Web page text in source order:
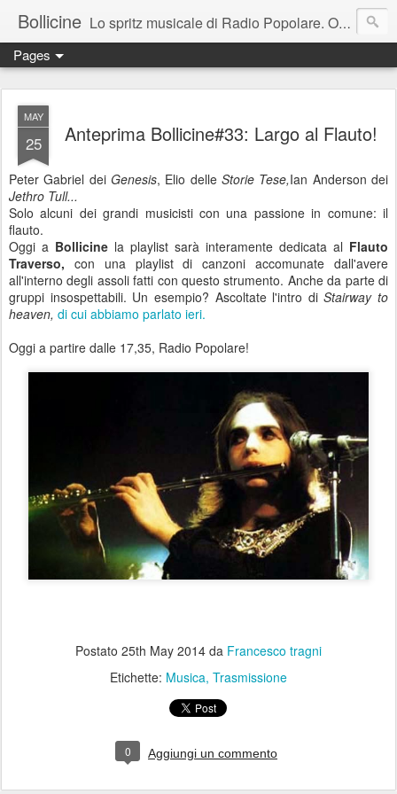
Bollicine Lo spritz musicale di Radio Popolare. Ogni domenica dalle 16.30 alle 17.30
Pages
MAY
25 Anteprima Bollicine#33: Largo al Flauto!
Peter Gabriel dei Genesis, Elio delle Storie Tese,Ian Anderson dei
Jethro Tull...
Solo alcuni dei grandi musicisti con una passione in comune: il
flauto.
Oggi a Bollicine la playlist sarà interamente dedicata al Flauto
Traverso, con una playlist di canzoni accomunate dall'avere
all'interno degli assoli fatti con questo strumento. Anche da parte di
gruppi insospettabili. Un esempio? Ascoltate l'intro diStairway to
heaven, di cui abbiamo parlato ieri.
Oggi a partire dalle 17,35, Radio Popolare!
Postato 25th May 2014 da Francesco tragni
Etichette: Musica Trasmissione
0 Aggiungi un commento